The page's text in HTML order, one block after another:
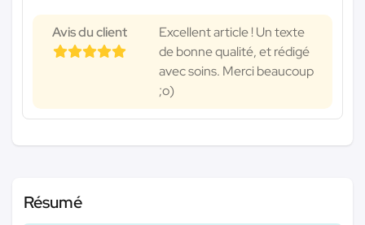
Avis du client
Excellent article ! Un texte
de bonne qualité, et rédigé
avec soins. Merci beaucoup
;o)
Résumé